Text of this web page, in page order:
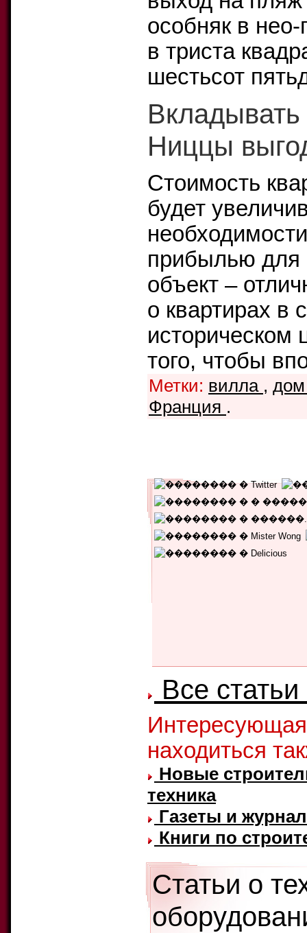
особняк в
в триста
шестьсот
Ниццы
Стоимость
будет
прибылью для
объект –
о квартирах в
историческом
того, чтобы
Метки: вилла ,
Франция .
Все
находиться
Новые
техника
Газеты и
Книги по
Статьи о